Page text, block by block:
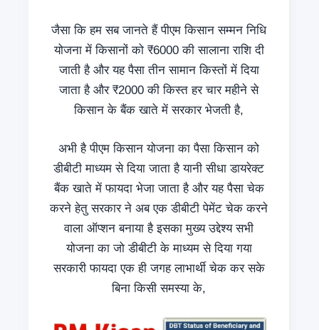
जैसा कि हम सब जानते हैं पीएम किसान सम्मन निधि
योजना में किसानों को ₹6000 की सालाना राशि दी
जाती है और यह पैसा तीन सामान किस्तों में दिया
जाता है और ₹2000 की किस्त हर चार महीने से
किसान के बैंक खाते में सरकार भेजती है,
अभी है पीएम किसान योजना का पैसा किसान को
डीबीटी माध्यम से दिया जाता है यानी सीधा डायरेक्ट
बैंक खाते में फायदा भेजा जाता है और यह पैसा चेक
करने हेतु सरकार ने अब एक डीबीटी पेमेंट चेक करने
वाला ऑप्शन बनाया है इसका मुख्य उद्देश्य सभी
योजना का जो डीबीटी के माध्यम से दिया गया
सरकारी फायदा एक ही जगह लाभार्थी चेक कर सके
बिना किसी समस्या के,